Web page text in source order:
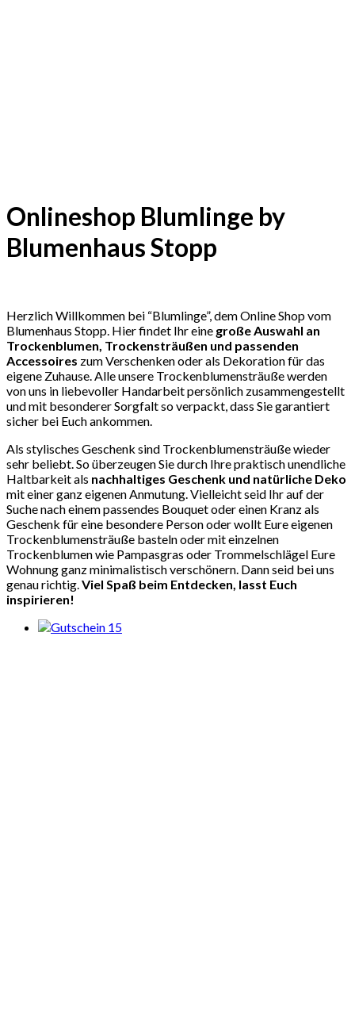
Onlineshop Blumlinge by
Blumenhaus Stopp
Herzlich Willkommen bei “Blumlinge”, dem Online Shop vom
Blumenhaus Stopp. Hier findet Ihr eine große Auswahl an
Trockenblumen, Trockensträußen und passenden
Accessoires zum Verschenken oder als Dekoration für das
eigene Zuhause. Alle unsere Trockenblumensträuße werden
von uns in liebevoller Handarbeit persönlich zusammengestellt
und mit besonderer Sorgfalt so verpackt, dass Sie garantiert
sicher bei Euch ankommen.
Als stylisches Geschenk sind Trockenblumensträuße wieder
sehr beliebt. So überzeugen Sie durch Ihre praktisch unendliche
Haltbarkeit als nachhaltiges Geschenk und natürliche Deko
mit einer ganz eigenen Anmutung. Vielleicht seid Ihr auf der
Suche nach einem passendes Bouquet oder einen Kranz als
Geschenk für eine besondere Person oder wollt Eure eigenen
Trockenblumensträuße basteln oder mit einzelnen
Trockenblumen wie Pampasgras oder Trommelschlägel Eure
Wohnung ganz minimalistisch verschönern. Dann seid bei uns
genau richtig. Viel Spaß beim Entdecken, lasst Euch
inspirieren!